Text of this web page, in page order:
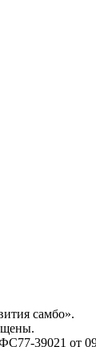
самбо».
39021 от